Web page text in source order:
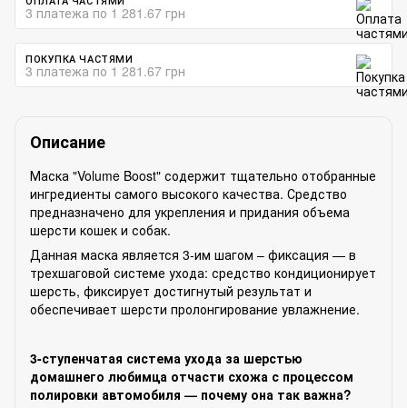
3 платежа по 1 281.67 грн
ПОКУПКА ЧАСТЯМИ
3 платежа по 1 281.67 грн
Описание
Маска "Volume Boost" содержит тщательно отобранные
ингредиенты самого высокого качества. Средство
предназначено для укрепления и придания объема
шерсти кошек и собак.
Данная маска является 3-им шагом – фиксация — в
трехшаговой системе ухода: средство кондиционирует
шерсть, фиксирует достигнутый результат и
обеспечивает шерсти пролонгирование увлажнение.
3-ступенчатая система ухода за шерстью
домашнего любимца отчасти схожа с процессом
полировки автомобиля — почему она так важна?